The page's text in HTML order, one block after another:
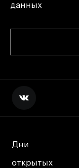
данных
Дни
открытых
Дни
открытых